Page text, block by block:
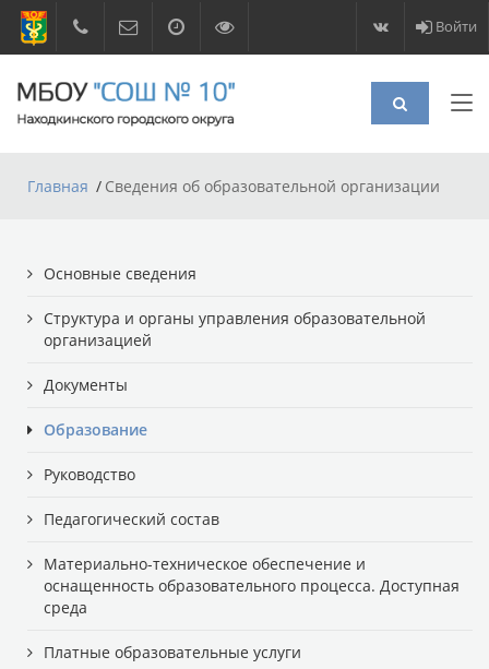
Войти
Главная Сведения об образовательной организации
Основные сведения
Структура и органы управления образовательной
организацией
Документы
Образование
Руководство
Педагогический состав
Материально-техническое обеспечение и
оснащенность образовательного процесса. Доступная
среда
Платные образовательные услуги